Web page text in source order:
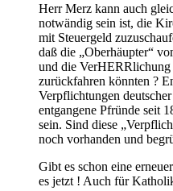
Herr Merz kann auch
notwändig sein ist, die
mit Steuergeld
daß die „Oberhäupter“
und die
zurückfahren könnten ?
Verpflichtungen
entgangene Pfründe seit
sein. Sind diese
noch vorhanden und
Gibt es schon eine
es jetzt ! Auch für